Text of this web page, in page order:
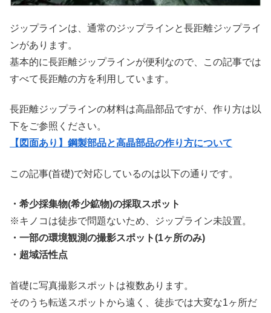
ジップラインは、通常のジップラインと長距離ジップライ
ンがあります。
基本的に長距離ジップラインが便利なので、この記事では
すべて長距離の方を利用しています。
長距離ジップラインの材料は高晶部品ですが、作り方は以
下をご参照ください。
【図面あり】鋼製部品と高晶部品の作り方について
この記事(首礎)で対応しているのは以下の通りです。
・希少採集物(希少鉱物)の採取スポット
※キノコは徒歩で問題ないため、ジップライン未設置。
・一部の環境観測の撮影スポット(1ヶ所のみ)
・超域活性点
首礎に写真撮影スポットは複数あります。
そのうち転送スポットから遠く、徒歩では大変な1ヶ所だ